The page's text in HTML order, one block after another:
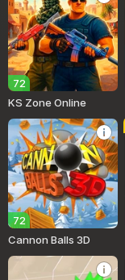
72
KS Zone Online
72
Cannon Balls 3D